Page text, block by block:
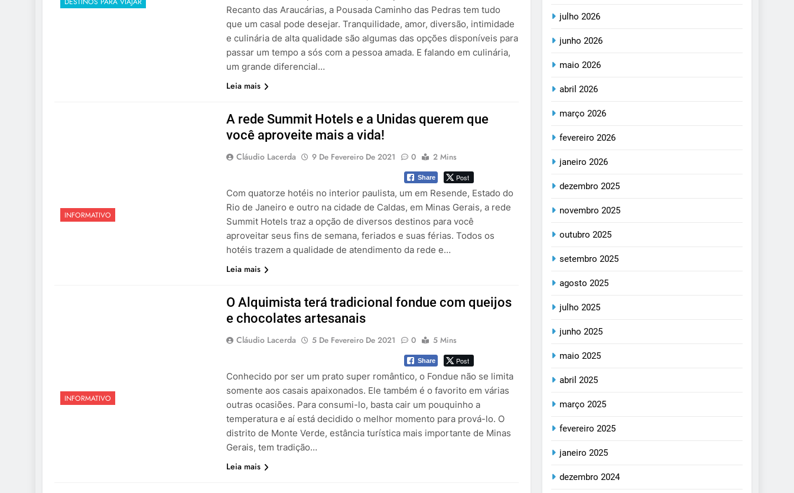
Recanto das Araucárias, a Pousada Caminho das Pedras tem tudo
que um casal pode desejar. Tranquilidade, amor, diversão, intimidade
e culinária de alta qualidade são algumas das opções disponíveis para
passar um tempo a sós com a pessoa amada. E falando em culinária,
um grande diferencial…
Leia mais
INFORMATIVO
A rede Summit Hotels e a Unidas querem que
você aproveite mais a vida!
Cláudio Lacerda 9 De Fevereiro De 2021 0 2 Mins
Share Post
Com quatorze hotéis no interior paulista, um em Resende, Estado do
Rio de Janeiro e outro na cidade de Caldas, em Minas Gerais, a rede
Summit Hotels traz a opção de diversos destinos para você
aproveitar seus fins de semana, feriados e suas férias. Todos os
hotéis trazem a qualidade de atendimento da rede e…
Leia mais
INFORMATIVO
O Alquimista terá tradicional fondue com queijos
e chocolates artesanais
Cláudio Lacerda 5 De Fevereiro De 2021 0 5 Mins
Share Post
Conhecido por ser um prato super romântico, o Fondue não se limita
somente aos casais apaixonados. Ele também é o favorito em várias
outras ocasiões. Para consumi-lo, basta cair um pouquinho a
temperatura e aí está decidido o melhor momento para prová-lo. O
distrito de Monte Verde, estância turística mais importante de Minas
Gerais, tem tradição…
Leia mais
julho 2026
junho 2026
maio 2026
abril 2026
março 2026
fevereiro 2026
janeiro 2026
dezembro 2025
novembro 2025
outubro 2025
setembro 2025
agosto 2025
julho 2025
junho 2025
maio 2025
abril 2025
março 2025
fevereiro 2025
janeiro 2025
dezembro 2024